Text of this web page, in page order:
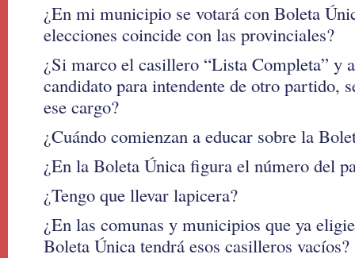
¿En mi municipio se votará con Boleta
elecciones coincide con las provinciales?
¿Si marco el casillero “Lista Completa” y
candidato para intendente de otro partido,
ese cargo?
¿Cuándo comienzan a educar sobre la
¿En la Boleta Única figura el número del
¿Tengo que llevar lapicera?
¿En las comunas y municipios que ya
Boleta Única tendrá esos casilleros vacíos?